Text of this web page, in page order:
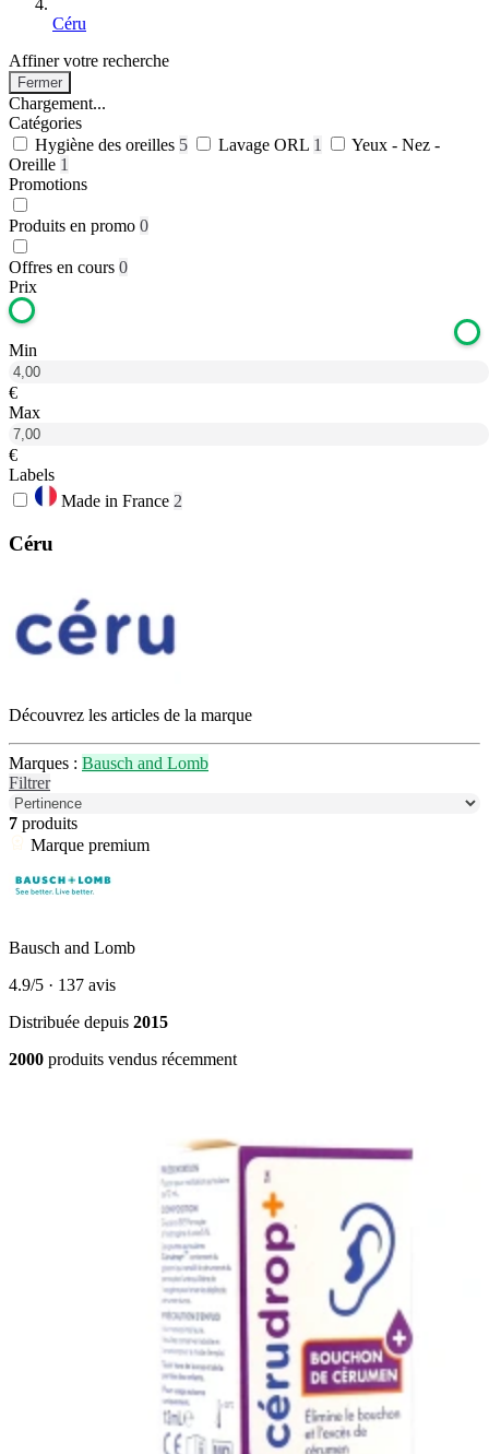
Céru
Affiner votre recherche
Fermer
Chargement...
Catégories
Hygiène des oreilles 5 Lavage ORL 1
Yeux - Nez -
Oreille 1
Promotions
Produits en promo 0
Offres en cours 0
Prix
Min
€
Max
€
Labels
Made in France 2
Céru
Découvrez les articles de la marque
Marques : Bausch and Lomb
Filtrer
7 produits
Marque premium
Bausch and Lomb
4.9/5 · 137 avis
Distribuée depuis 2015
2000 produits vendus récemment